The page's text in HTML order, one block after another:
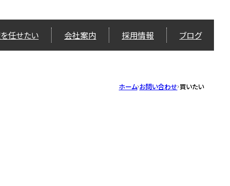
任せたい 会社案内 採用情報 ブログ
ホーム お問い合わせ 買いたい